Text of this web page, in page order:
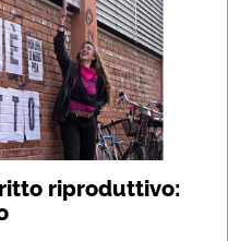
riproduttivo: